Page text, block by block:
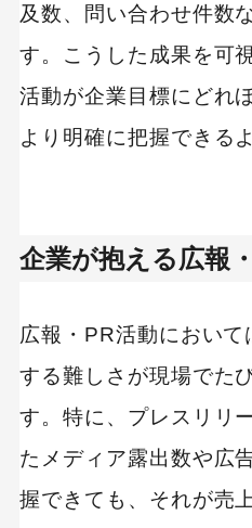
さ
コストパフォーマン
カスタマイズ性の有無
レポート作成機能の充
おすすめのPR効果測定
Meltwater
ウェブアンテナ
CATS
PR Matrix ダッシュボ
PRオートメーション
及数、問い合わせ件数
す。こうした成果を可
活動が企業目標にどれ
より明確に把握できる
企業が抱える広報
広報・PR活動におい
する難しさが現場でた
す。特に、プレスリリ
たメディア露出数や広
握できても、それが売